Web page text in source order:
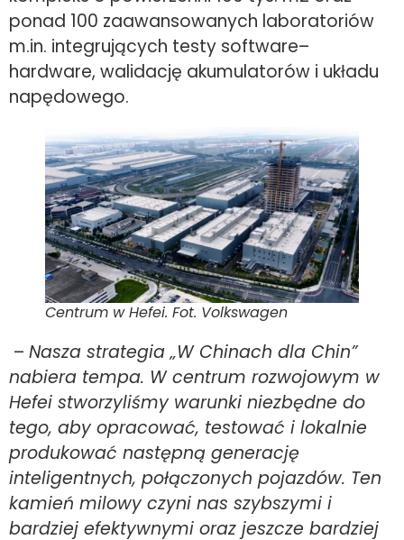
ponad 100 zaawansowanych laboratoriów
m.in. integrujących testy software–
hardware, walidację akumulatorów i układu
napędowego.
Centrum w Hefei. Fot. Volkswagen
– Nasza strategia „W Chinach dla Chin”
nabiera tempa. W centrum rozwojowym w
Hefei stworzyliśmy warunki niezbędne do
tego, aby opracować, testować i lokalnie
produkować następną generację
inteligentnych, połączonych pojazdów. Ten
kamień milowy czyni nas szybszymi i
bardziej efektywnymi oraz jeszcze bardziej